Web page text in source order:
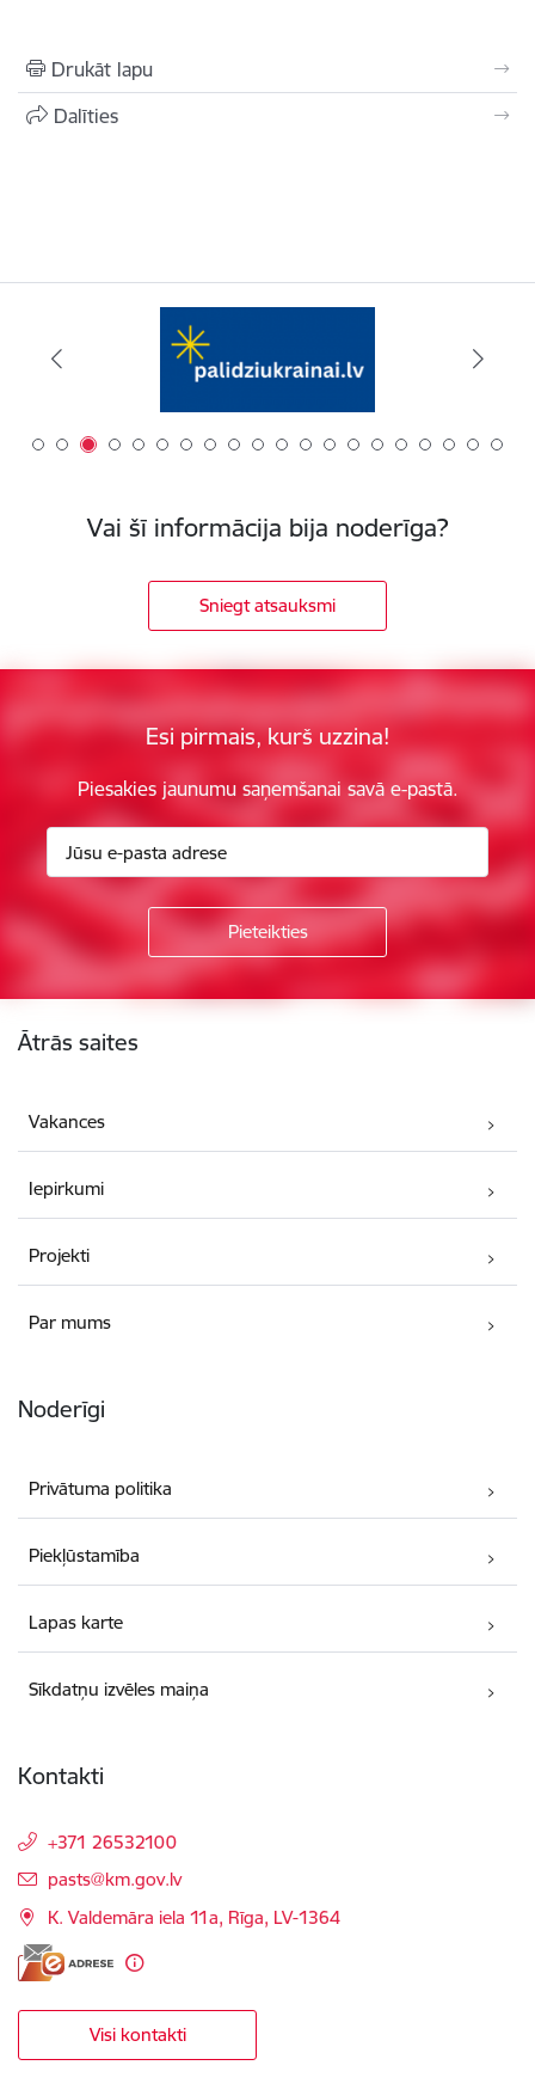
Drukāt lapu
Dalīties
Vai šī informācija bija noderīga?
Sniegt atsauksmi
Esi pirmais, kurš uzzina!
Piesakies jaunumu saņemšanai savā e-pastā.
Ātrās saites
Vakances
Iepirkumi
Projekti
Par mums
Noderīgi
Privātuma politika
Piekļūstamība
Lapas karte
Sīkdatņu izvēles maiņa
Kontakti
+371 26532100
E-pasts:
pasts@km.gov.lv
K. Valdemāra iela 11a, Rīga, LV-1364
Visi kontakti